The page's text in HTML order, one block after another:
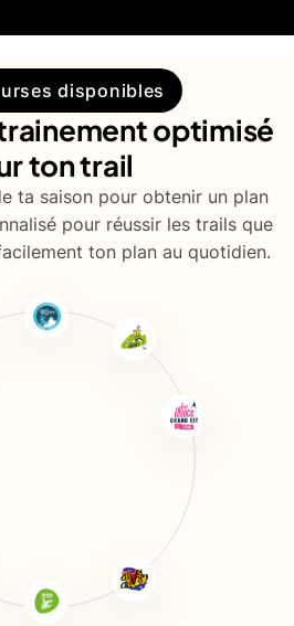
disponibles
optimisé
ton trail
ta saison pour obtenir un plan
pour réussir les trails que
ton plan au quotidien.